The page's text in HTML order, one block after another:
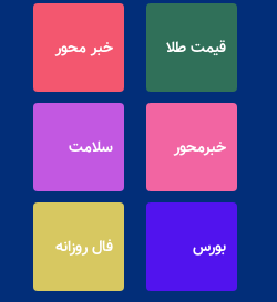
قیمت طلا خبر محور
خبرمحور سلامت
بورس فال روزانه